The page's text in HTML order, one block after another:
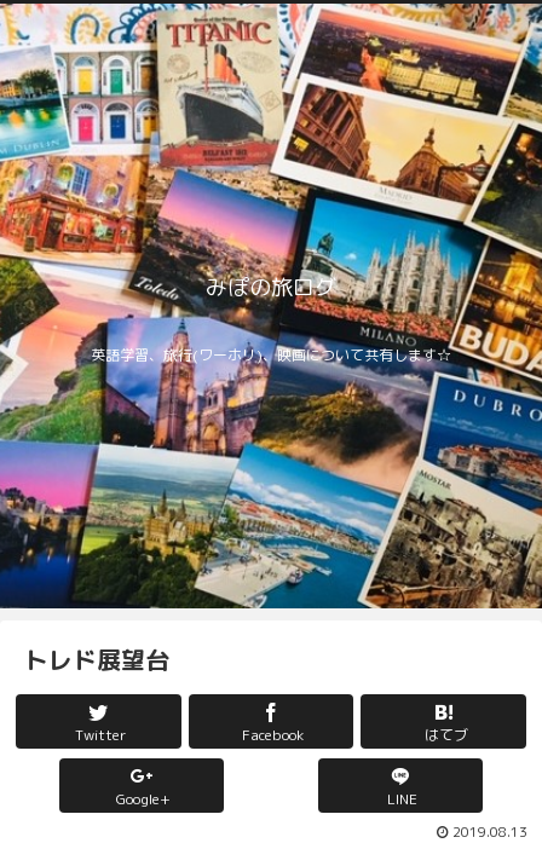
みぽの旅ログ
英語学習、旅行(ワーホリ)、映画について共有します☆
トレド展望台
Twitter Facebook はてブ
Google+ LINE
2019.08.13